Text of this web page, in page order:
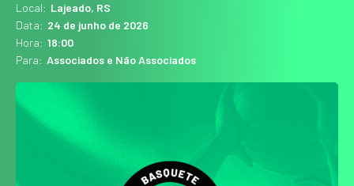
Local: Lajeado, RS
Data: 24 de junho de 2026
Hora: 18:00
Para: Associados e Não Associados